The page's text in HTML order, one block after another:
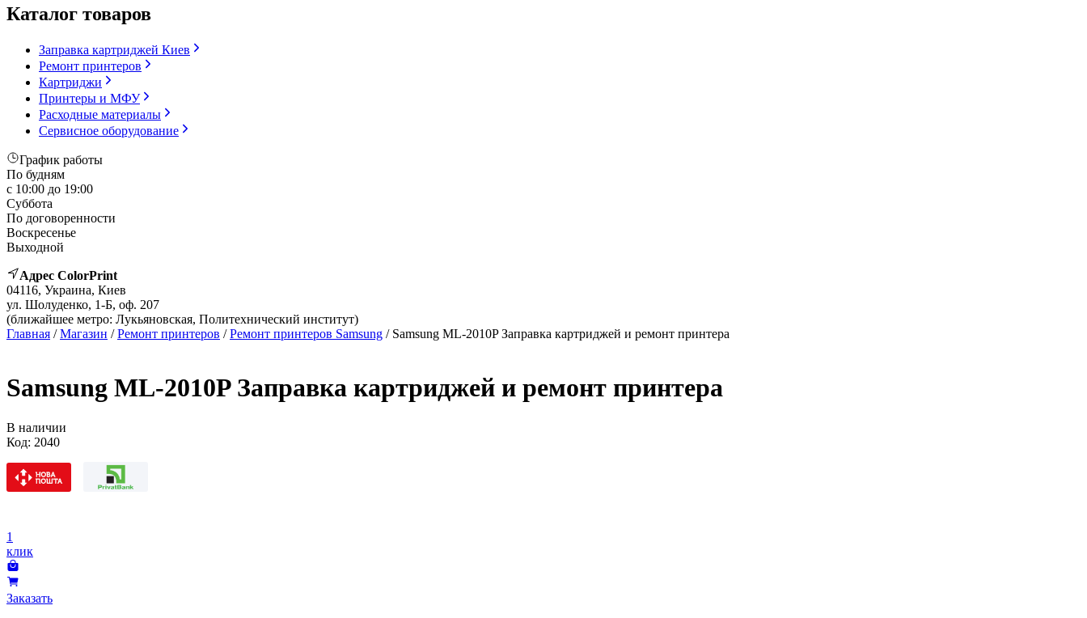
Каталог товаров
Заправка картриджей Киев
Ремонт принтеров
Картриджи
Принтеры и МФУ
Расходные материалы
Сервисное оборудование
График работы
По будням
с 10:00 до 19:00
Суббота
По договоренности
Воскресенье
Выходной
Адрес ColorPrint
04116, Украина, Киев
ул. Шолуденко, 1-Б, оф. 207
(ближайшее метро: Лукьяновская, Политехнический институт)
Главная /Магазин /Ремонт принтеров /Ремонт принтеров Samsung / Samsung ML-2010P Заправка картриджей и ремонт принтера
Samsung ML-2010P Заправка картриджей и ремонт принтера
В наличии
Код: 2040
1
клик
Заказать